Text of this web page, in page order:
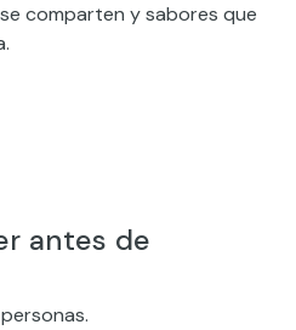
comparten y sabores que
antes de